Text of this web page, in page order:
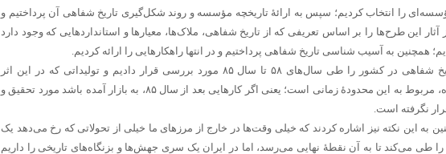
را انتخاب کردیم؛ سپس به ارائۀ تاریخچه مؤسسه و روند شکل‌گیری تاریخ شفاهی آن پرداختیم و
آثار این طرح‌ها را بر اساس تعریفی که از تاریخ شفاهی، ملاک‌ها، معیارها و استانداردهایی که وجود دارد
همچنین به آسیب شناسی تاریخ شفاهی پرداختیم و در انتها راهکارهایی را ارائه کردیم.
وضعیت تاریخ شفاهی در کشور را طی سال‌های ۵۸ تا سال ۸۵ مورد بررسی قرار دادیم و تولیداتی که در این اثر
بررسی شده، مربوط به این محدودۀ زمانی است؛ یعنی اگر کارهایی بعد از سال ۸۵، به بازار آمده باشد مورد تحقیق و
نگرفته است.
به این نکته نیز اشاره کردند که خیلی وقت‌ها در خارج از مرزهای ما خیلی از تحولاتی که رخ می‌دهد یک
طی می‌کند تا به آن نقطۀ نهایی می‌رسد، اما در ایران یک سری جهش‌ها و بزنگاه‌های تاریخی را داریم